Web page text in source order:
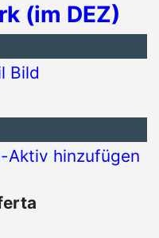
(im DEZ)